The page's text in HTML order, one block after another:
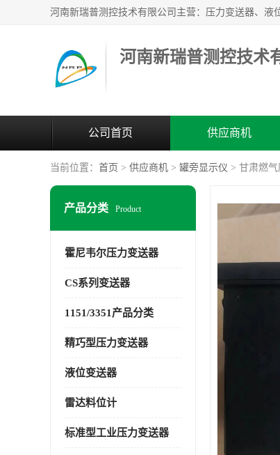
河南新瑞普测控技术
公司首页 供应商机
当前位置： 首页 > 供应商机 > 罐旁显示仪 > 甘肃燃
产品分类 Product
霍尼韦尔压力变送器
CS系列变送器
1151/3351产品分类
精巧型压力变送器
液位变送器
雷达料位计
标准型工业压力变送器